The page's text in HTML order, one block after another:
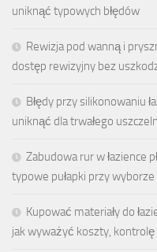
uniknąć typowych błędów
Rewizja pod wanną i
dostęp rewizyjny bez
Błędy przy silikonowaniu
uniknąć dla trwałego
Zabudowa rur w łazience
typowe pułapki przy
Kupować materiały do
jak wyważyć koszty,